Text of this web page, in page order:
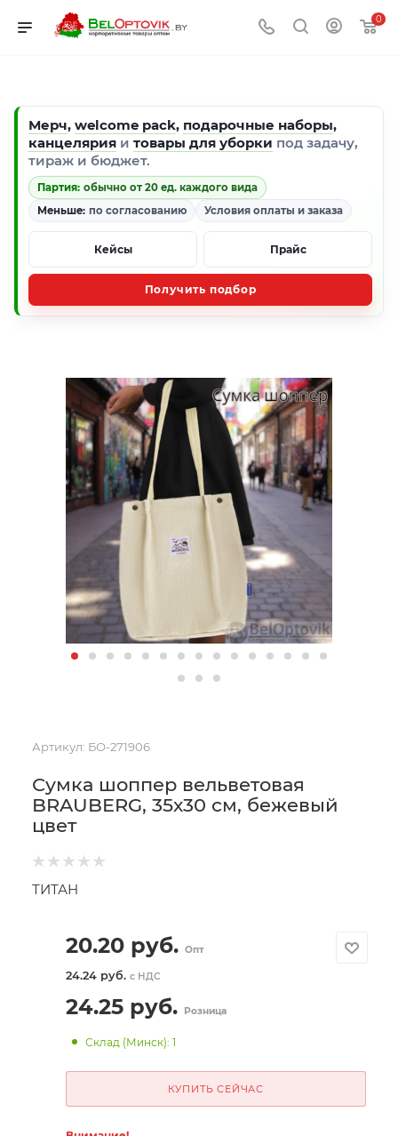
0
Мерч, welcome pack, подарочные наборы,
канцелярия и товары для уборки под задачу,
тираж и бюджет.
Партия: обычно от 20 ед. каждого вида
Меньше: по согласованию Условия оплаты и заказа
Кейсы Прайс
Получить подбор
Артикул: БО-271906
Сумка шоппер вельветовая
BRAUBERG, 35х30 см, бежевый
цвет
ТИТАН
20.20руб. Опт
24.24 руб. с НДС
24.25руб. Розница
Склад (Минск): 1
КУПИТЬ СЕЙЧАС